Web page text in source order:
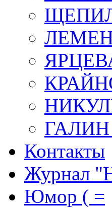
ГАЛИН
Контакты
Журнал
Юмор ( =